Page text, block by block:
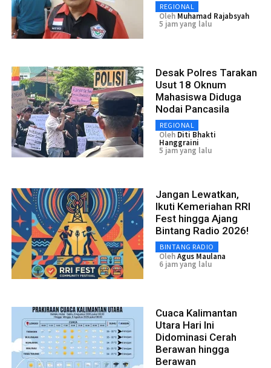
REGIONAL
Oleh Muhamad Rajabsyah
5 jam yang lalu
Desak Polres Tarakan
Usut 18 Oknum
Mahasiswa Diduga
Nodai Pancasila
REGIONAL
Oleh Diti Bhakti
Hanggraini
5 jam yang lalu
Jangan Lewatkan,
Ikuti Kemeriahan RRI
Fest hingga Ajang
Bintang Radio 2026!
BINTANG RADIO
OlehAgus Maulana
6 jam yang lalu
Cuaca Kalimantan
Utara Hari Ini
Didominasi Cerah
Berawan hingga
Berawan